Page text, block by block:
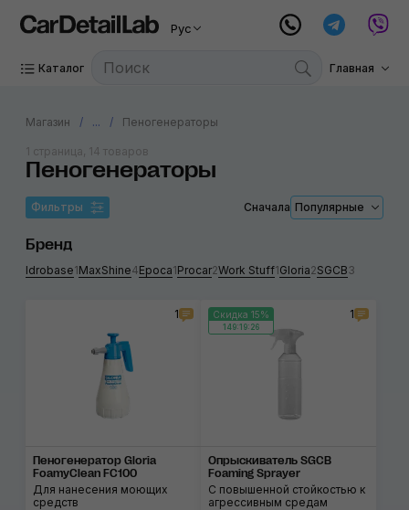
Рус
Каталог Главная
Магазин ... Пеногенераторы
Пеногенераторы
1 страница, 14 товаров
Фильтры Сначала Популярные
Бренд
Idrobase1MaxShine4Epoca1Procar2Work Stuff1Gloria2SGCB3
1
Пеногенератор Gloria
FoamyClean FC100
Для нанесения моющих
средств
Скидка 15%
149:19:25
1
Опрыскиватель SGCB
Foaming Sprayer
С повышенной стойкостью к
агрессивным средам